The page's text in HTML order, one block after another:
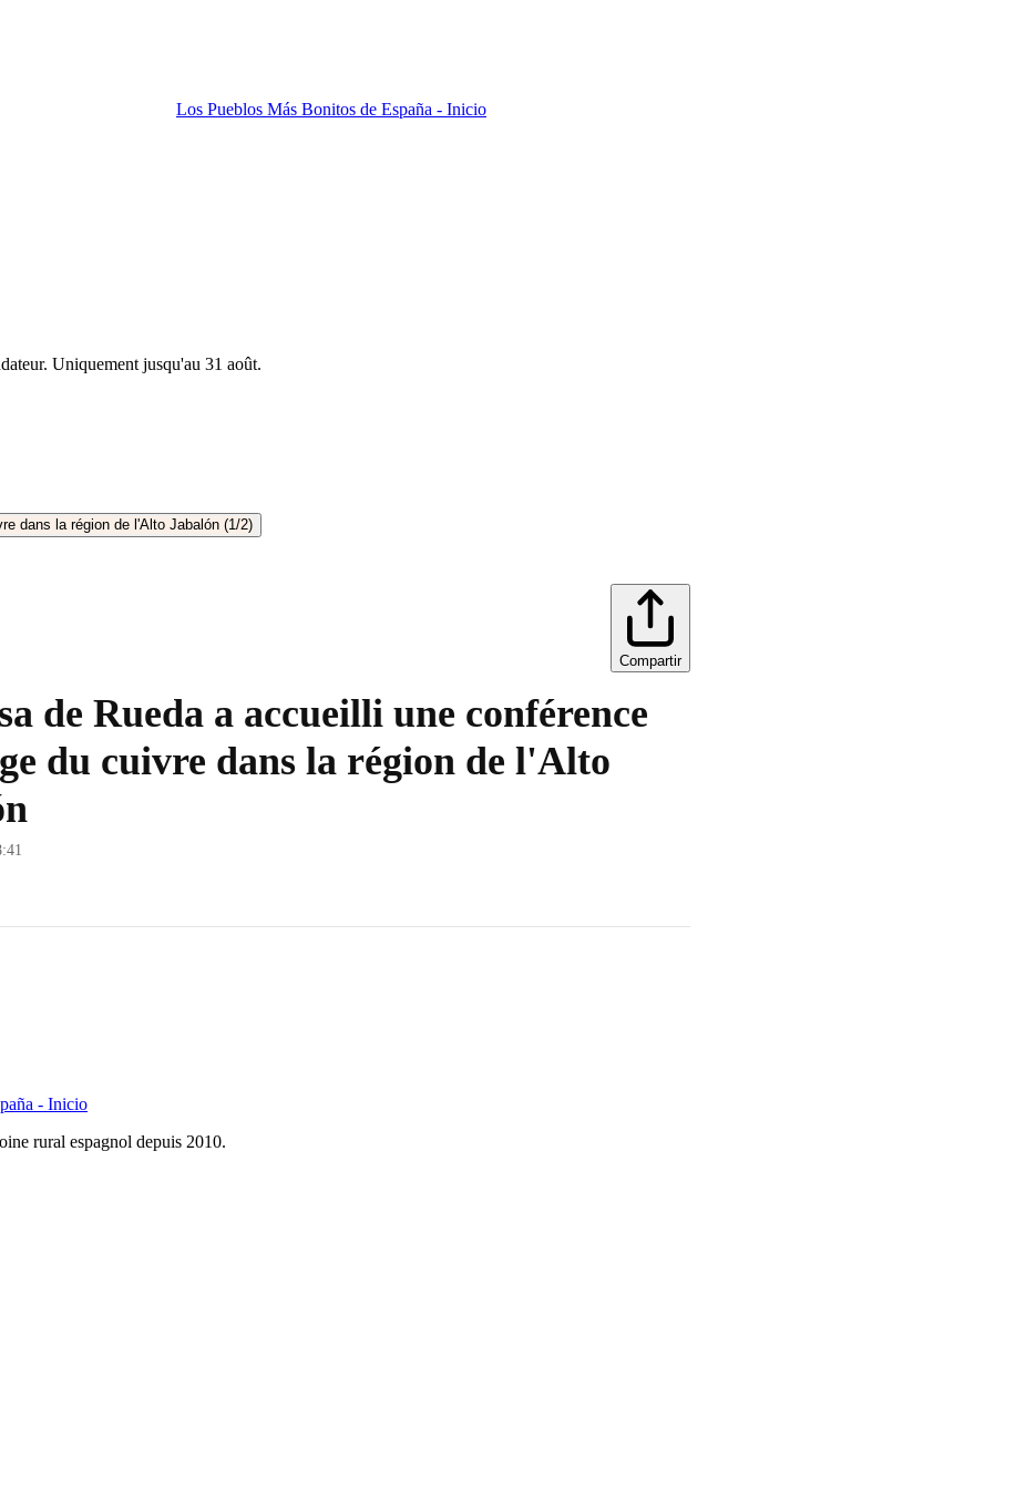
Los Pueblos Más Bonitos de España - Inicio
Uniquement jusqu'au 31 août.
Compartir
de Rueda a accueilli une conférence
du cuivre dans la région de l'Alto
- Inicio
rural espagnol depuis 2010.